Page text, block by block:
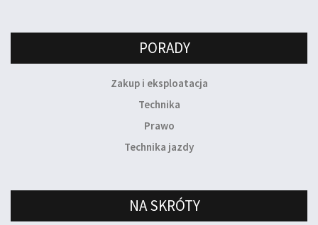
PORADY
Zakup i eksploatacja
Technika
Prawo
Technika jazdy
NA SKRÓTY